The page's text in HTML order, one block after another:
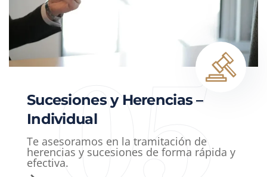
Sucesiones y Herencias –
Individual
Te asesoramos en la tramitación de
herencias y sucesiones de forma rápida y
efectiva.